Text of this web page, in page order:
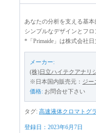
あなたの分析を支える基本
シンプルなデザインとフ
*「Primaide」は株式会社
メーカー:
(株)日立ハイテクアナリ
※日本国内販売元： ジー
価格: お問合せ下さい
タグ: 高速液体クロマトグ
登録日：2023年6月7日